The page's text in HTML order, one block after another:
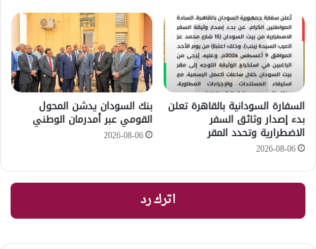
السفارة السودانية بالقاهرة تعلن
بدء إصدار وثائق السفر
الاضطرارية وتحدد المقر
2026-08-06
بنك السودان يدشن المحول
القومي عبر أمدرمان الوطني
2026-08-06
اترك رد